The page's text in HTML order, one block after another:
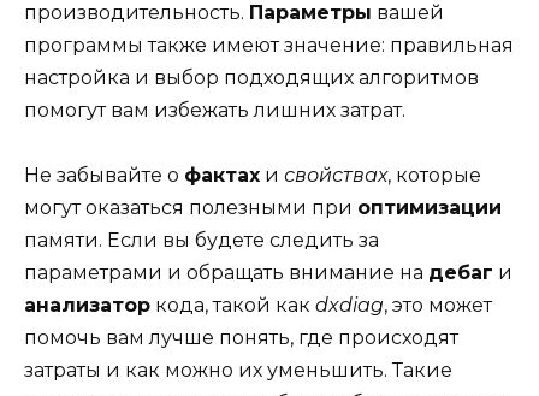
производительность. Параметры вашей
программы также имеют значение: правильная
настройка и выбор подходящих алгоритмов
помогут вам избежать лишних затрат.
Не забывайте о фактах и свойствах, которые
могут оказаться полезными при оптимизации
памяти. Если вы будете следить за
параметрами и обращать внимание на дебаг и
анализатор кода, такой как dxdiag, это может
помочь вам лучше понять, где происходят
затраты и как можно их уменьшить. Такие